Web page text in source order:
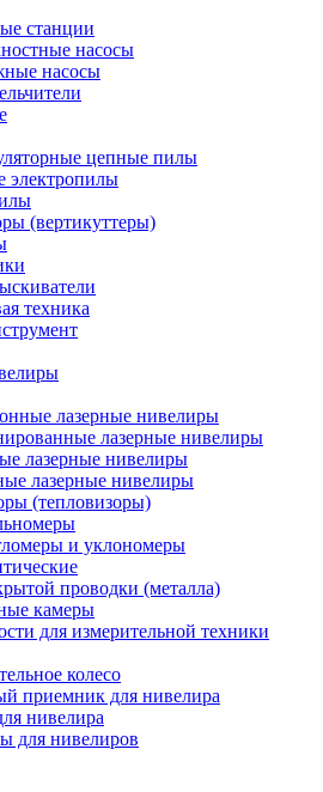
станции
насосы
насосы
цепные пилы
электропилы
(вертикуттеры)
техника
лазерные нивелиры
лазерные нивелиры
лазерные нивелиры
лазерные нивелиры
(тепловизоры)
и уклономеры
проводки (металла)
камеры
для измерительной техники
колесо
приемник для нивелира
нивелира
для нивелиров